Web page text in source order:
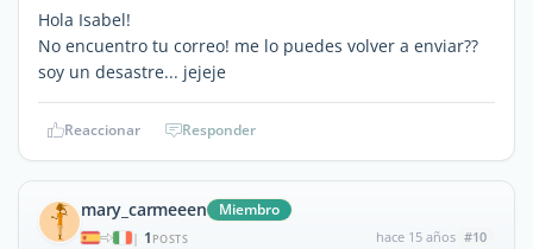
Hola Isabel!
No encuentro tu correo! me lo puedes volver a enviar??
soy un desastre... jejeje
Reaccionar Responder
mary_carmeeen Miembro
| 1 POSTS hace 15 años #10